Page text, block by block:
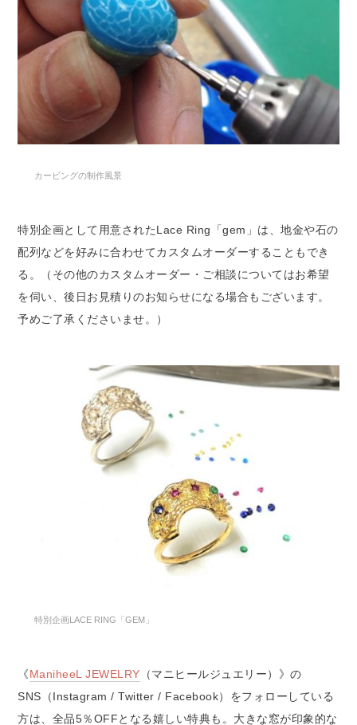
カービングの制作風景
特別企画として用意されたLace Ring「gem」は、地金や石の
配列などを好みに合わせてカスタムオーダーすることもでき
る。（その他のカスタムオーダー・ご相談についてはお希望
を伺い、後日お見積りのお知らせになる場合もございます。
予めご了承くださいませ。）
特別企画LACE RING「GEM」
《ManiheeL JEWELRY （マニヒールジュエリー）》の
SNS（Instagram / Twitter / Facebook）をフォローしている
方は、全品5％OFFとなる嬉しい特典も。大きな窓が印象的な